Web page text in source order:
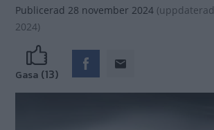
Publicerad 28 november 2024 (uppdaterad
2024)
Gasa (13)